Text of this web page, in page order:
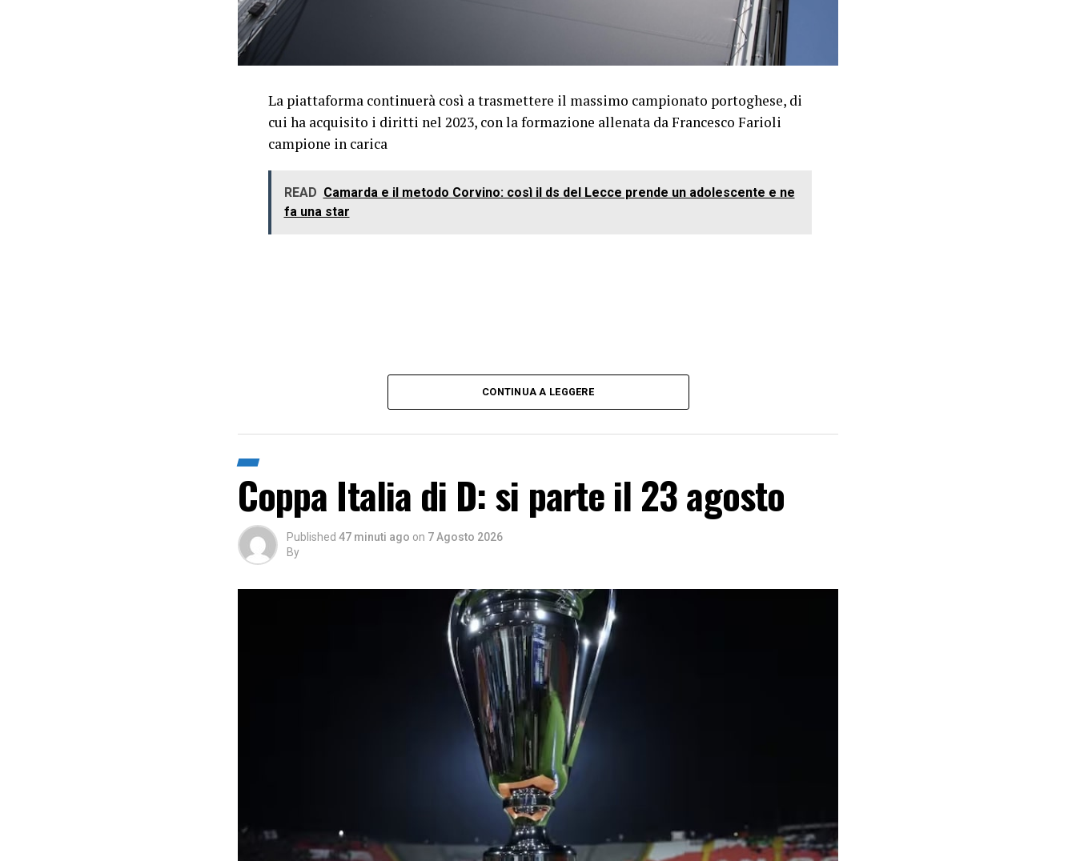
La piattaforma continuerà così a trasmettere il massimo campionato portoghese, di
cui ha acquisito i diritti nel 2023, con la formazione allenata da Francesco Farioli
campione in carica
READ Camarda e il metodo Corvino: così il ds del Lecce prende un adolescente e ne
fa una star
CONTINUA A LEGGERE
Coppa Italia di D: si parte il 23 agosto
Published 47 minuti ago on 7 Agosto 2026
By